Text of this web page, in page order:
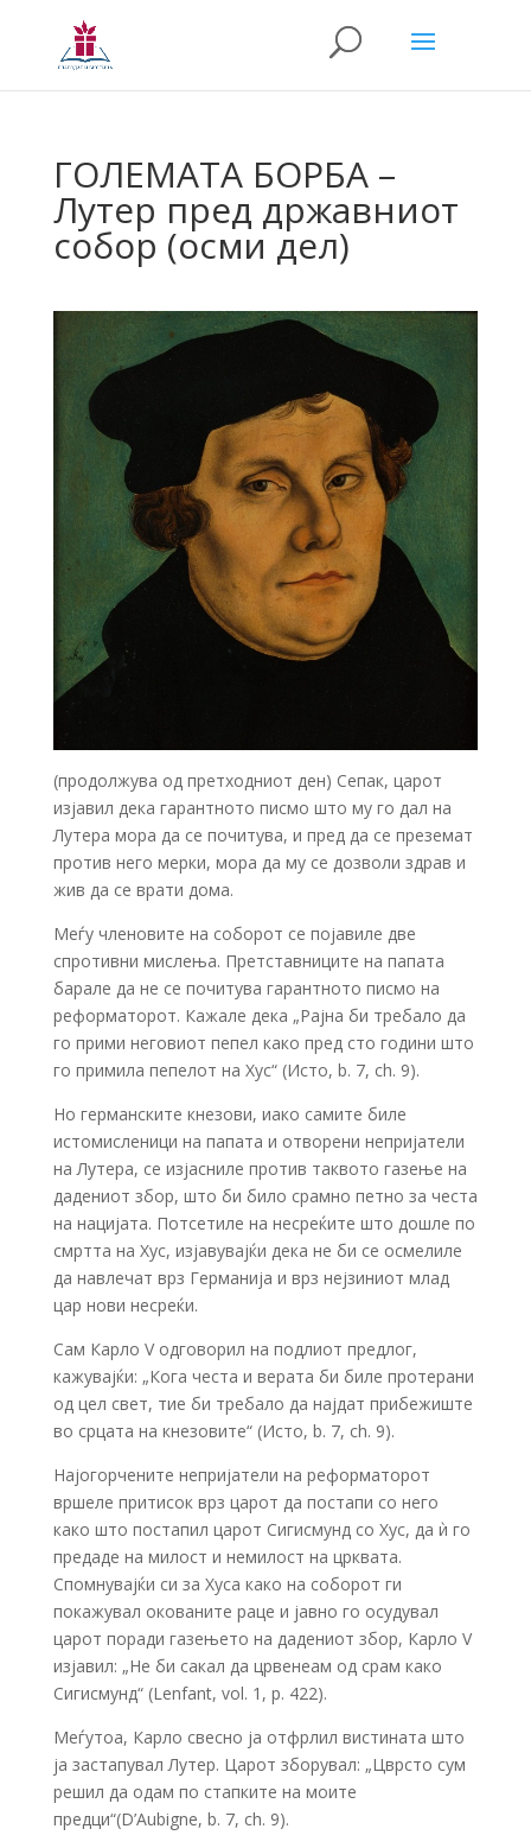
ГОЛЕМАТА БОРБА –
Лутер пред државниот
собор (осми дел)
(продолжува од претходниот ден) Сепак, царот
изјавил дека гарантното писмо што му го дал на
Лутера мора да се почитува, и пред да се преземат
против него мерки, мора да му се дозволи здрав и
жив да се врати дома.
Меѓу членовите на соборот се појавиле две
спротивни мислења. Претставниците на папата
барале да не се почитува гарантното писмо на
реформаторот. Кажале дека „Рајна би требало да
го прими неговиот пепел како пред сто години што
го примила пепелот на Хус“ (Исто, b. 7, ch. 9).
Но германските кнезови, иако самите биле
истомисленици на папата и отворени непријатели
на Лутера, се изјасниле против таквото газење на
дадениот збор, што би било срамно петно за честа
на нацијата. Потсетиле на несреќите што дошле по
смртта на Хус, изјавувајќи дека не би се осмелиле
да навлечат врз Германија и врз нејзиниот млад
цар нови несреќи.
Сам Карло V одговорил на подлиот предлог,
кажувајќи: „Кога честа и верата би биле протерани
од цел свет, тие би требало да најдат прибежиште
во срцата на кнезовите“ (Исто, b. 7, ch. 9).
Најогорчените непријатели на реформаторот
вршеле притисок врз царот да постапи со него
како што постапил царот Сигисмунд со Хус, да ѝ го
предаде на милост и немилост на црквата.
Спомнувајќи си за Хуса како на соборот ги
покажувал окованите раце и јавно го осудувал
царот поради газењето на дадениот збор, Карло V
изјавил: „Не би сакал да црвенеам од срам како
Сигисмунд“ (Lenfant, vol. 1, p. 422).
Меѓутоа, Карло свесно ја отфрлил вистината што
ја застапувал Лутер. Царот зборувал: „Цврсто сум
решил да одам по стапките на моите
предци“(D’Aubigne, b. 7, ch. 9).